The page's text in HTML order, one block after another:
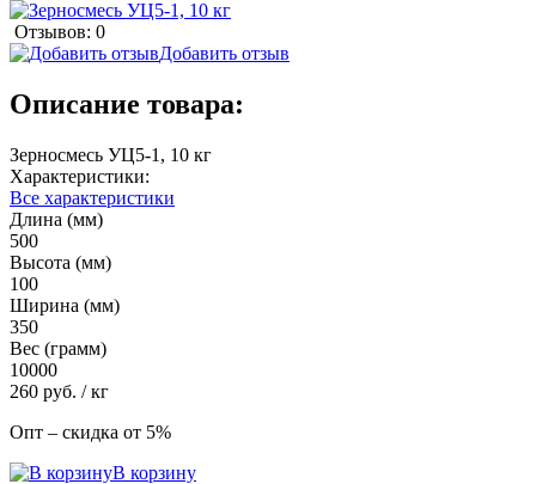
Отзывов: 0
Добавить отзыв
Описание товара:
Зерносмесь УЦ5-1, 10 кг
Характеристики:
Все характеристики
Длина (мм)
500
Высота (мм)
100
Ширина (мм)
350
Вес (грамм)
10000
260 руб. / кг
Опт – скидка от 5%
В корзину